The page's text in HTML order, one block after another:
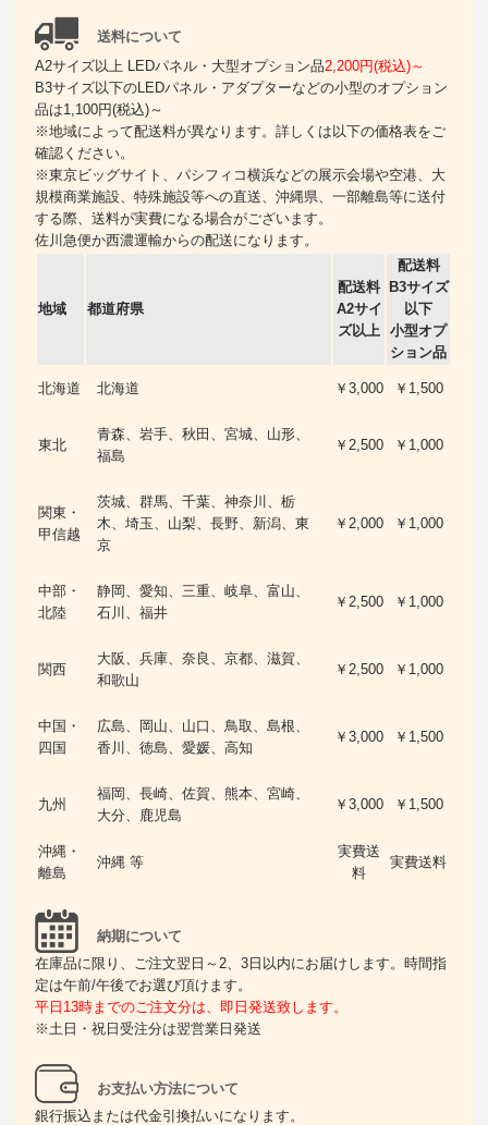
送料について
A2サイズ以上 LEDパネル・大型オプション品2,200円(税込)～
B3サイズ以下のLEDパネル・アダプターなどの小型のオプション
品は1,100円(税込)～
※地域によって配送料が異なります。詳しくは以下の価格表をご
確認ください。
※東京ビッグサイト、パシフィコ横浜などの展示会場や空港、大
規模商業施設、特殊施設等への直送、沖縄県、一部離島等に送付
する際、送料が実費になる場合がございます。
佐川急便か西濃運輸からの配送になります。
地域 都道府県
配送料
A2サイ
ズ以上
配送料
B3サイズ
以下
小型オプ
ション品
北海道 北海道 ￥3,000 ￥1,500
東北
青森、岩手、秋田、宮城、山形、
福島
￥2,500 ￥1,000
関東・
甲信越
茨城、群馬、千葉、神奈川、栃
木、埼玉、山梨、長野、新潟、東
京
￥2,000 ￥1,000
中部・
北陸
静岡、愛知、三重、岐阜、富山、
石川、福井
￥2,500 ￥1,000
関西
大阪、兵庫、奈良、京都、滋賀、
和歌山
￥2,500 ￥1,000
中国・
四国
広島、岡山、山口、鳥取、島根、
香川、徳島、愛媛、高知
￥3,000 ￥1,500
九州
福岡、長崎、佐賀、熊本、宮崎、
大分、鹿児島
￥3,000 ￥1,500
沖縄・
離島
沖縄 等
実費送
料
実費送料
納期について
在庫品に限り、ご注文翌日～2、3日以内にお届けします。時間指
定は午前/午後でお選び頂けます。
平日13時までのご注文分は、即日発送致します。
※土日・祝日受注分は翌営業日発送
お支払い方法について
銀行振込または代金引換払いになります。